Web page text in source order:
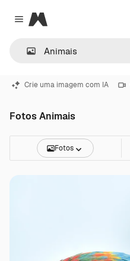
Close menu
Magnific
Crie uma imagem com IA
Fotos Animais
Fotos